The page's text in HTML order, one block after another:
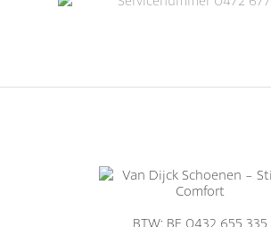
BTW: BE 0432 655 335